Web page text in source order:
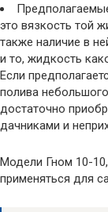
это вязкость той
также наличие в
и то, жидкость
Если
полива
достаточно
дачниками и
Модели Гном 10-
применяться для